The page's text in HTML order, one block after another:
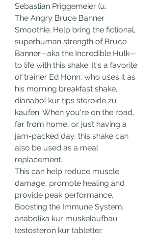
Sebastian Priggemeier (u.
The Angry Bruce Banner
Smoothie. Help bring the fictional,
superhuman strength of Bruce
Banner—aka the Incredible Hulk—
to life with this shake. It's a favorite
of trainer Ed Honn, who uses it as
his morning breakfast shake,
dianabol kur tips steroide zu
kaufen. When you're on the road,
far from home, or just having a
jam-packed day, this shake can
also be used as a meal
replacement.
This can help reduce muscle
damage, promote healing and
provide peak performance.
Boosting the Immune System,
anabolika kur muskelaufbau
testosteron kur tabletter.